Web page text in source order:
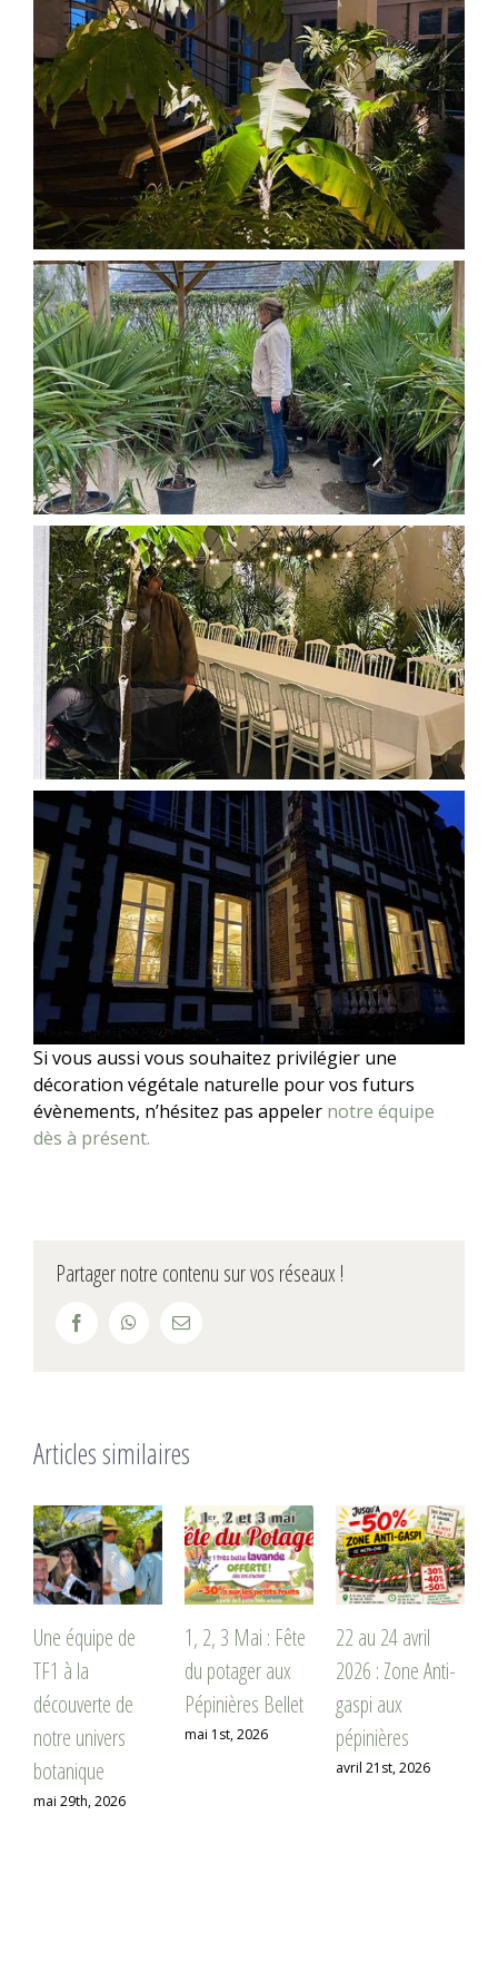
Si vous aussi vous souhaitez privilégier une
décoration végétale naturelle pour vos futurs
évènements, n’hésitez pas appeler notre équipe
dès à présent.
Partager notre contenu sur vos réseaux !
FacebookWhatsAppEmail
Articles similaires
1, 2, 3 Mai : Fête
du potager aux
Pépinières Bellet
mai 1st, 2026
22 au 24 avril
2026 : Zone Anti-
gaspi aux
pépinières
Week-end de
Pâques aux
Pépinières Bellet
avril 2nd, 2026